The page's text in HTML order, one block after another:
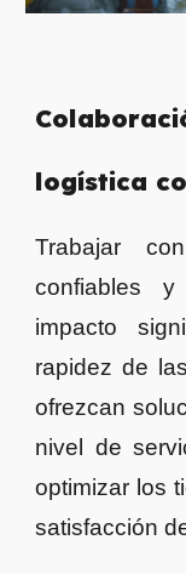
logística
Trabajar
confiables
impacto
rapidez de
ofrezcan
nivel de
optimizar los
satisfacción